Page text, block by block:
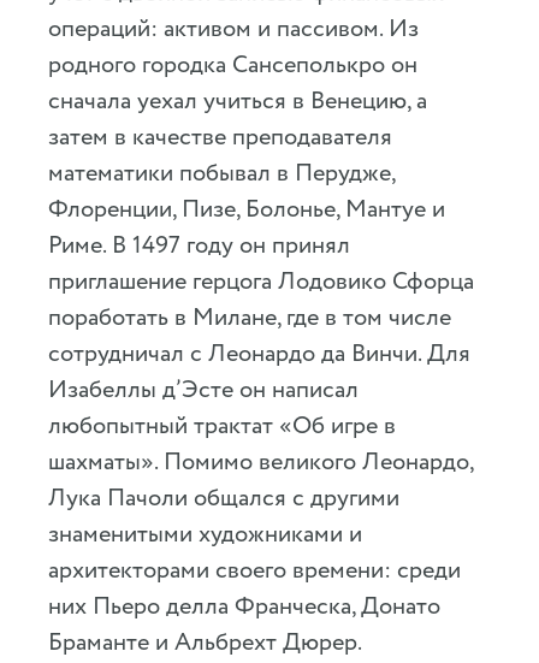
операций: активом и пассивом. Из
родного городка Сансеполькро он
сначала уехал учиться в Венецию, а
затем в качестве преподавателя
математики побывал в Перудже,
Флоренции, Пизе, Болонье, Мантуе и
Риме. В 1497 году он принял
приглашение герцога Лодовико Сфорца
поработать в Милане, где в том числе
сотрудничал с Леонардо да Винчи. Для
Изабеллы д’Эсте он написал
любопытный трактат «Об игре в
шахматы». Помимо великого Леонардо,
Лука Пачоли общался с другими
знаменитыми художниками и
архитекторами своего времени: среди
них Пьеро делла Франческа, Донато
Браманте и Альбрехт Дюрер.